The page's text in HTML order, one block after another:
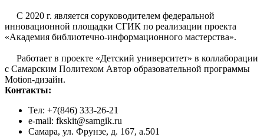
С 2020 г. является соруководителем федеральной
инновационной площадки СГИК по реализации проекта
«Академия библиотечно-информационного мастерства».
Работает в проекте «Детский университет» в коллаборации
с Самарским Политехом Автор образовательной программы
Motion-дизайн.
Контакты:
Тел: +7(846) 333-26-21
e-mail: fkskit@samgik.ru
Самара, ул. Фрунзе, д. 167, а.501